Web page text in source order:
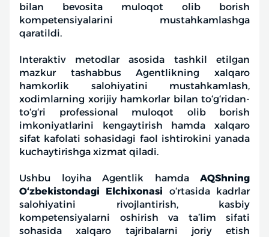
bilan bevosita muloqot olib borish
kompetensiyalarini mustahkamlashga
qaratildi.
Interaktiv metodlar asosida tashkil etilgan
mazkur tashabbus Agentlikning xalqaro
hamkorlik salohiyatini mustahkamlash,
xodimlarning xorijiy hamkorlar bilan to‘g‘ridan-
to‘g‘ri professional muloqot olib borish
imkoniyatlarini kengaytirish hamda xalqaro
sifat kafolati sohasidagi faol ishtirokini yanada
kuchaytirishga xizmat qiladi.
Ushbu loyiha Agentlik hamda AQShning
O‘zbekistondagi Elchixonasi o‘rtasida kadrlar
salohiyatini rivojlantirish, kasbiy
kompetensiyalarni oshirish va ta’lim sifati
sohasida xalqaro tajribalarni joriy etish